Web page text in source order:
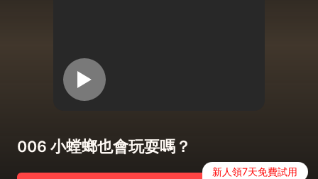
006 小螳螂也會玩耍嗎？
新人領7天免費試用